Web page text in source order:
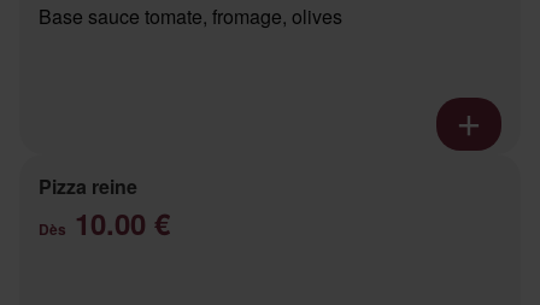
Base sauce tomate, fromage, olives
Pizza reine
Dès 10.00 €